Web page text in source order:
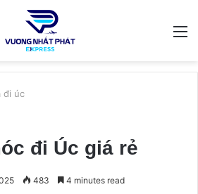
đi úc
đi Úc giá rẻ
483 4 minutes read